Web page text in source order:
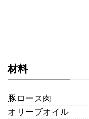
材料
豚ロース肉
オリーブオイル